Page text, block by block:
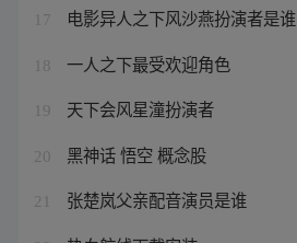
17 电影异人之下风沙燕扮演者是谁
18 一人之下最受欢迎角色
19 天下会风星潼扮演者
20 黑神话 悟空 概念股
21 张楚岚父亲配音演员是谁